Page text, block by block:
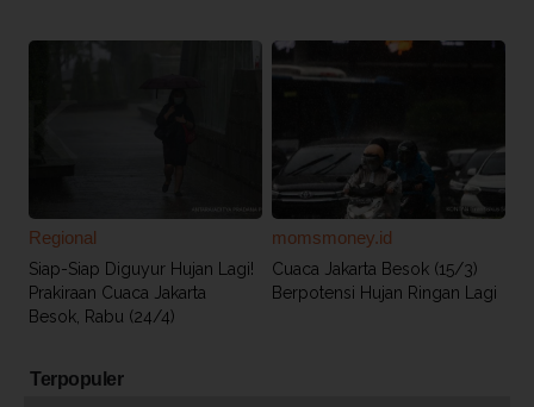
Regional
Siap-Siap Diguyur Hujan Lagi!
Prakiraan Cuaca Jakarta
Besok, Rabu (24/4)
momsmoney.id
Cuaca Jakarta Besok (15/3)
Berpotensi Hujan Ringan Lagi
Terpopuler